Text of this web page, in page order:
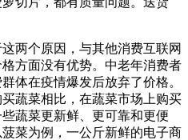
两个原因，与其他消费互联网
方面没有优势。中老年消费者
体在疫情爆发后放弃了价格。
蔬菜相比，在蔬菜市场上购买
蔬菜更新鲜、更可靠和更便
菜为例，一公斤新鲜的电子商